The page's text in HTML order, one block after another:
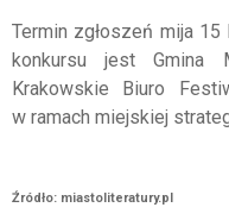
Termin zgłoszeń mija
konkursu jest Gmina
Krakowskie Biuro
w ramach miejskiej
Źródło: miastoliteratury.pl